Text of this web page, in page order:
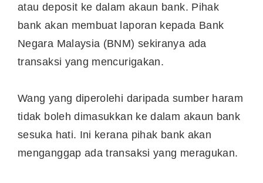
atau deposit ke dalam akaun bank. Pihak
bank akan membuat laporan kepada Bank
Negara Malaysia (BNM) sekiranya ada
transaksi yang mencurigakan.
Wang yang diperolehi daripada sumber haram
tidak boleh dimasukkan ke dalam akaun bank
sesuka hati. Ini kerana pihak bank akan
menganggap ada transaksi yang meragukan.